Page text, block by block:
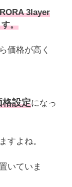
3layer
。
価格が高く
設定になっ
すよね。
いていま